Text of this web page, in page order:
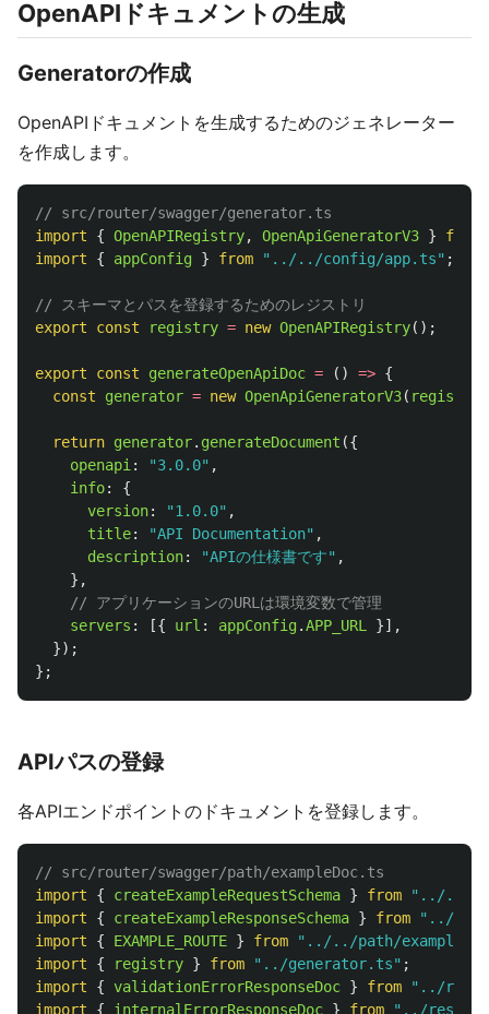
OpenAPIドキュメントの生成
Generatorの作成
OpenAPIドキュメントを生成するためのジェネレーター
を作成します。
// src/router/swagger/generator.ts
import
{ OpenAPIRegistry, OpenApiGeneratorV3 }
from
import
{ appConfig } from " ../../config/app.ts" ;
// スキーマとパスを登録するためのレジストリ
export
const registry = new OpenAPIRegistry();
export const generateOpenApiDoc = () => {
const
generator = new OpenApiGeneratorV3( registry
return generator. generateDocument ({
openapi : "3.0.0" ,
info:
{
version: "1.0.0" ,
title: "API Documentation" ,
description: "APIの仕様書です" ,
},
// アプリケーションのURLは環境変数で管理
servers : [{ url : appConfig.APP_URL
}],
});
};
APIパスの登録
各APIエンドポイントのドキュメントを登録します。
// src/router/swagger/path/exampleDoc.ts
import
{ createExampleRequestSchema } from " ../../../
import
{ createExampleResponseSchema } from " ../../../
import
{ EXAMPLE_ROUTE } from " ../../path/
import
{ registry } from " ../generator.ts" ;
import
{ validationErrorResponseDoc } from " ../
import
{ internalErrorResponseDoc } from " ../